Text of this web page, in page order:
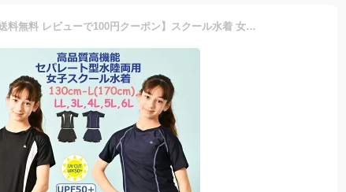
【期間限定P3倍】【送料無料 レビューで100円クーポン】スクール水着 女の子 パンツタイプ 女子 老舗ブランド 高品質 高機能 セパレート型 水陸両用 ジュニア 130cm 140cm 150cm 160cm 170cm 小学生 小学校 中学生 中学校 高校生 大人 UVカット濃紺 sch1 sch2